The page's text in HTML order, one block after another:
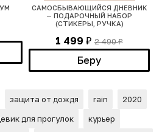
САМОСБЫВАЮЩИЙСЯ ДНЕВНИК
— ПОДАРОЧНЫЙ НАБОР
(СТИКЕРЫ, РУЧКА)
1 499 ₽ 2 490₽
Беру
защита от дождя rain
2020
для прогулок
курьер